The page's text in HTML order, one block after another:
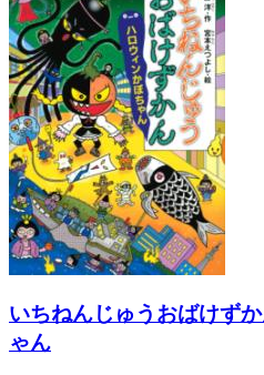
いちねんじゅうおばけず
ゃん